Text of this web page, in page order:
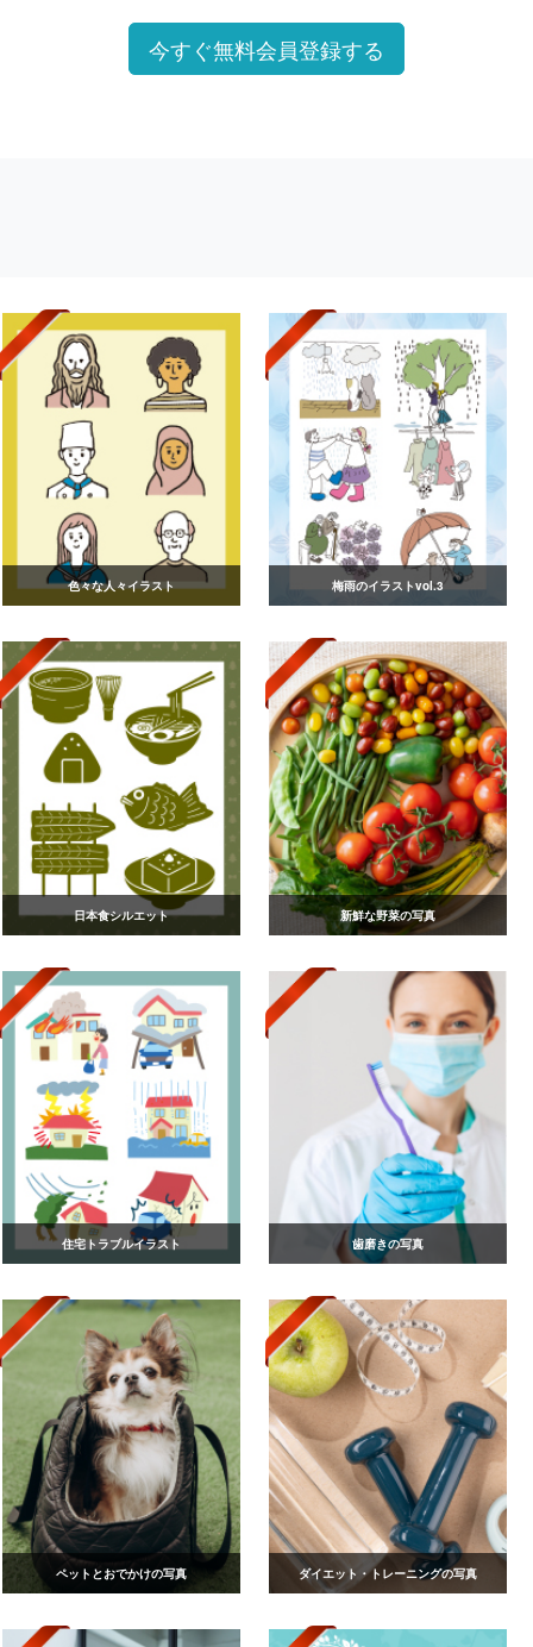
今すぐ無料会員登録する
色々な人々イラスト 梅雨のイラストvol.3
日本食シルエット 新鮮な野菜の写真
住宅トラブルイラスト 歯磨きの写真
ペットとおでかけの写真 ダイエット・トレーニングの写真